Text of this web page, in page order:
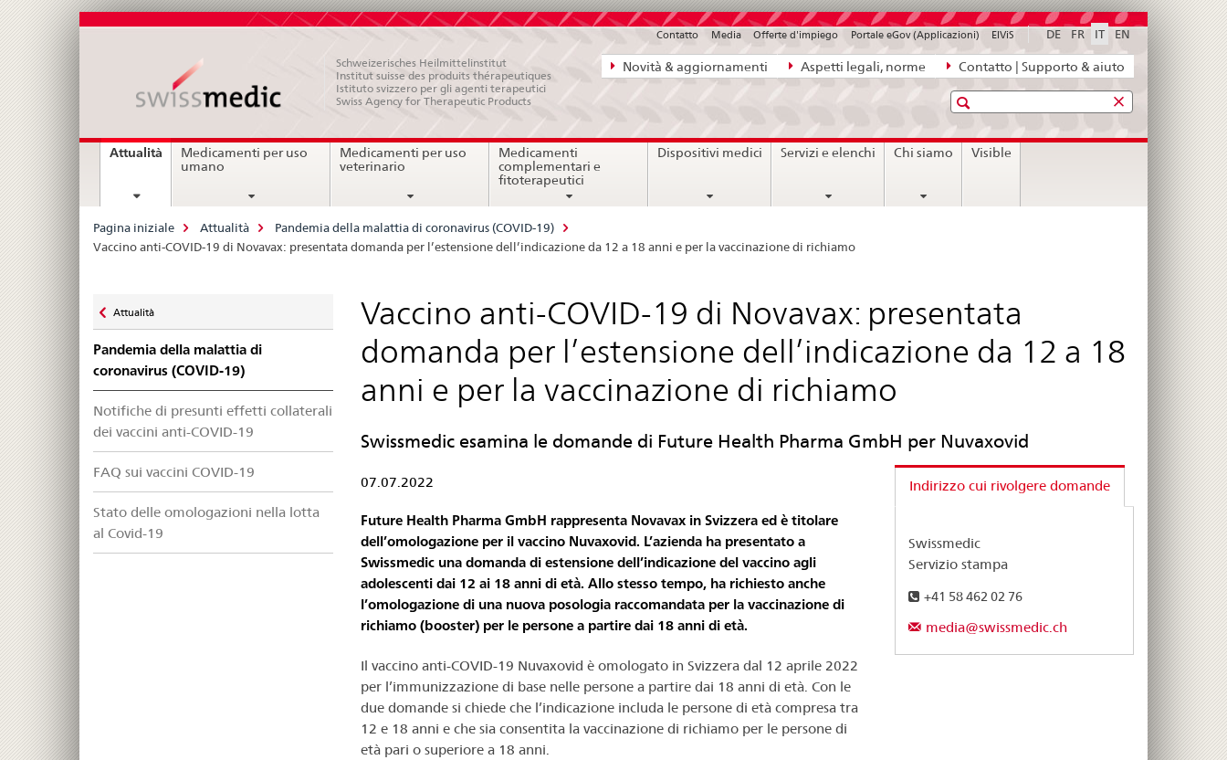
Navigazione
diretta:
aspetti
Novità & aggiornamenti Aspetti legali, norme Contatto | Supporto & aiuto
DE FR IT EN
Contatto Media Offerte d'impiego Portale eGov (Applicazioni) ElViS
Schweizerisches Heilmittelinstitut
Institut suisse des produits thérapeutiques
Istituto svizzero per gli agenti terapeutici
Swiss Agency for Therapeutic Products
Ricerca
Navigation
Attualità current
page
Medicamenti per uso
umano
Medicamenti per uso
veterinario
Medicamenti
complementari e
fitoterapeutici
Dispositivi medici Servizi e elenchi Chi siamo Visible
Breadcrumb
Pagina iniziale Attualità
Pandemia della malattia di coronavirus (COVID-19)
Vaccino anti-COVID-19 di Novavax: presentata domanda per l’estensione dell’indicazione da 12 a 18 anni e per la vaccinazione di richiamo
zu
Attualità
Pandemia della malattia di
coronavirus (COVID-19)
Notifiche di presunti effetti collaterali
dei vaccini anti-COVID-19
FAQ sui vaccini COVID-19
Stato delle omologazioni nella lotta
al Covid-19
Vaccino anti-COVID-19 di Novavax: presentata
domanda per l’estensione dell’indicazione da 12 a 18
anni e per la vaccinazione di richiamo
Swissmedic esamina le domande di Future Health Pharma GmbH per Nuvaxovid
07.07.2022
Future Health Pharma GmbH rappresenta Novavax in Svizzera ed è titolare
dell’omologazione per il vaccino Nuvaxovid. L’azienda ha presentato a
Swissmedic una domanda di estensione dell’indicazione del vaccino agli
adolescenti dai 12 ai 18 anni di età. Allo stesso tempo, ha richiesto anche
l’omologazione di una nuova posologia raccomandata per la vaccinazione di
richiamo (booster) per le persone a partire dai 18 anni di età.
Il vaccino anti-COVID-19 Nuvaxovid è omologato in Svizzera dal 12 aprile 2022
per l’immunizzazione di base nelle persone a partire dai 18 anni di età. Con le
due domande si chiede che l’indicazione includa le persone di età compresa tra
12 e 18 anni e che sia consentita la vaccinazione di richiamo per le persone di
età pari o superiore a 18 anni.
Indirizzo cui rivolgere domande
Swissmedic
Servizio stampa
+41 58 462 02 76
media@swissmedic.ch